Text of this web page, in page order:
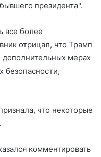
президента".
все более
отрицал, что Трамп
мерах
безопасности,
что некоторые
комментировать